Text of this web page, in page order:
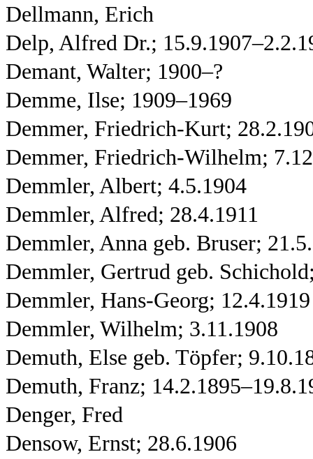
Dellmann, Erich
Delp, Alfred Dr.;
Demant, Walter; 1900–?
Demme, Ilse; 1909–1969
Demmer, Friedrich-Kurt;
Demmer, Friedrich-Wilhelm;
Demmler, Albert; 4.5.1904
Demmler, Alfred; 28.4.1911
Demmler, Anna geb. Bruser;
Demmler, Gertrud geb.
Demmler, Hans-Georg; 12.4.1919
Demmler, Wilhelm; 3.11.1908
Demuth, Else geb. Töpfer;
Demuth, Franz;
Denger, Fred
Densow, Ernst; 28.6.1906